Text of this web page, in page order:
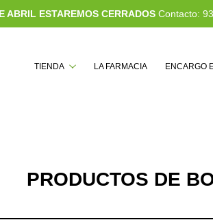
ABRIL ESTAREMOS CERRADOS Contacto:
TIENDA LA FARMACIA ENCARGO
PRODUCTOS DE